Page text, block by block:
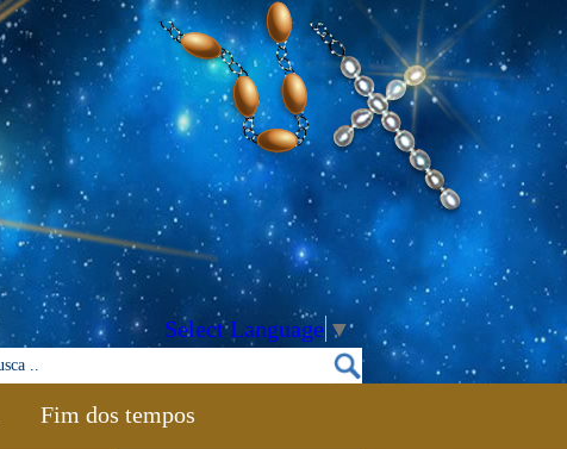
Select Language ▼
Fim dos tempos